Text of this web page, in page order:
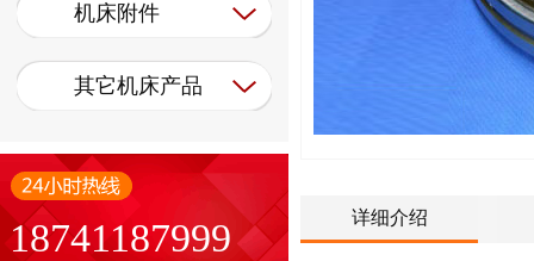
机床附件
其它机床产品
18741187999 详细介绍